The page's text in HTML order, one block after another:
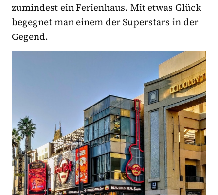
zumindest ein Ferienhaus. Mit etwas Glück
begegnet man einem der Superstars in der
Gegend.